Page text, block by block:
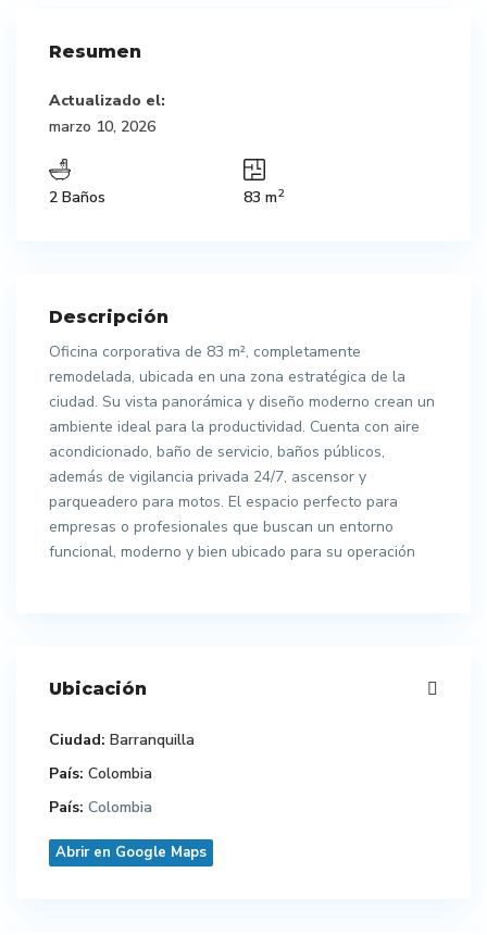
Resumen
Actualizado el:
marzo 10, 2026
2 Baños 83 m2
Descripción
Oficina corporativa de 83 m², completamente
remodelada, ubicada en una zona estratégica de la
ciudad. Su vista panorámica y diseño moderno crean un
ambiente ideal para la productividad. Cuenta con aire
acondicionado, baño de servicio, baños públicos,
además de vigilancia privada 24/7, ascensor y
parqueadero para motos. El espacio perfecto para
empresas o profesionales que buscan un entorno
funcional, moderno y bien ubicado para su operación
Ubicación
Ciudad: Barranquilla
País: Colombia
País: Colombia
Abrir en Google Maps